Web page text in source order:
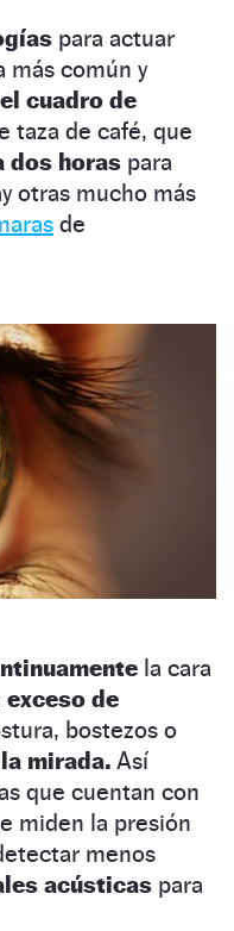
para actuar
más común y
cuadro de
taza de café, que
dos horas para
otras mucho más
de
la cara
exceso de
bostezos o
mirada. Así
que cuentan con
miden la presión
menos
acústicas para